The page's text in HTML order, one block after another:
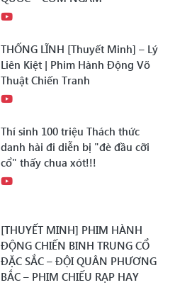
THỐNG LĨNH [Thuyết Minh] – Lý
Liên Kiệt | Phim Hành Động Võ
Thuật Chiến Tranh
Thí sinh 100 triệu Thách thức
danh hài đi diễn bị "đè đầu cỡi
cổ" thấy chua xót!!!
[THUYẾT MINH] PHIM HÀNH
ĐỘNG CHIẾN BINH TRUNG CỔ
ĐẶC SẮC – ĐỘI QUÂN PHƯƠNG
BẮC – PHIM CHIẾU RẠP HAY